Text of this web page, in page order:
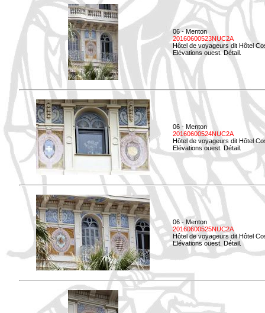
06 - Menton
20160600523NUC2A
Hôtel de voyageurs dit Hôtel
Elévations ouest. Détail.
06 - Menton
20160600524NUC2A
Hôtel de voyageurs dit Hôtel
Elévations ouest. Détail.
06 - Menton
20160600525NUC2A
Hôtel de voyageurs dit Hôtel
Elévations ouest. Détail.